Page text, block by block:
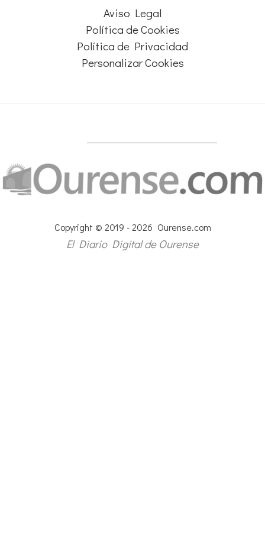
Aviso Legal
Política de Cookies
Política de Privacidad
Personalizar Cookies
Copyright © 2019 - 2026 Ourense.com
El Diario Digital de Ourense